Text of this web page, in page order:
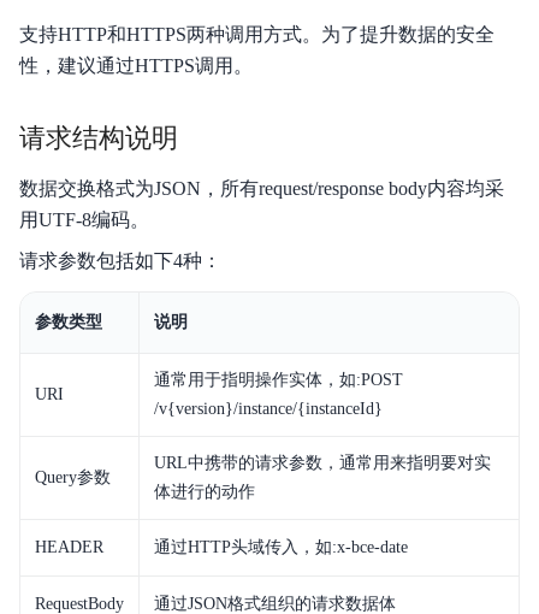
支持HTTP和HTTPS两种调用方式。为了提升数据的安全
性，建议通过HTTPS调用。
请求结构说明
数据交换格式为JSON，所有request/response body内容均采
用UTF-8编码。
请求参数包括如下4种：
参数类型 说明
URI
通常用于指明操作实体，如:POST
/v{version}/instance/{instanceId}
Query参数
URL中携带的请求参数，通常用来指明要对实
体进行的动作
HEADER 通过HTTP头域传入，如:x-bce-date
RequestBody 通过JSON格式组织的请求数据体